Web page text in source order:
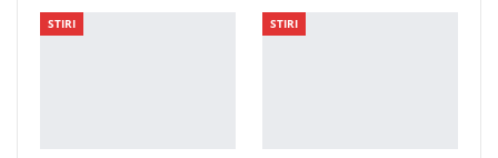
STIRI STIRI